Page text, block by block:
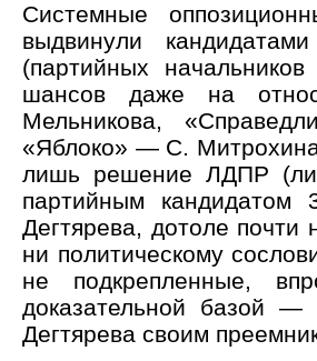
Системные
выдвинули
(партийных
шансов даже на
Мельникова,
«Яблоко» — С.
лишь решение ЛДПР
партийным кандидатом
Дегтярева, дотоле почти
ни политическому
не подкрепленные,
доказательной базой —
Дегтярева своим